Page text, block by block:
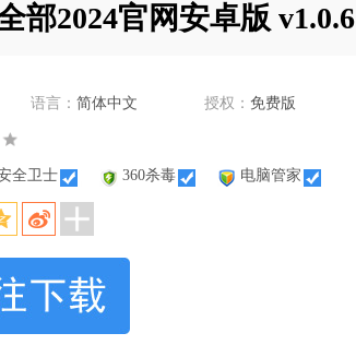
部2024官网安卓版 v1.0.6
语言： 简体中文 授权： 免费版
全卫士 360杀毒 电脑管家